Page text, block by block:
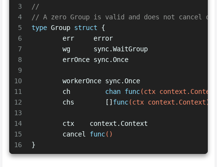
3
4
5
6
7
8
9
10
11
12
13
14
15
16
//
// A zero Group is valid and does not cancel
type Group struct {
	err     error
	wg      sync.WaitGroup
	errOnce sync.Once
	workerOnce sync.Once
	ch
chan func(ctx
	chs        []
func(ctx context.Context)
	ctx    context.Context
	cancel
func()
}